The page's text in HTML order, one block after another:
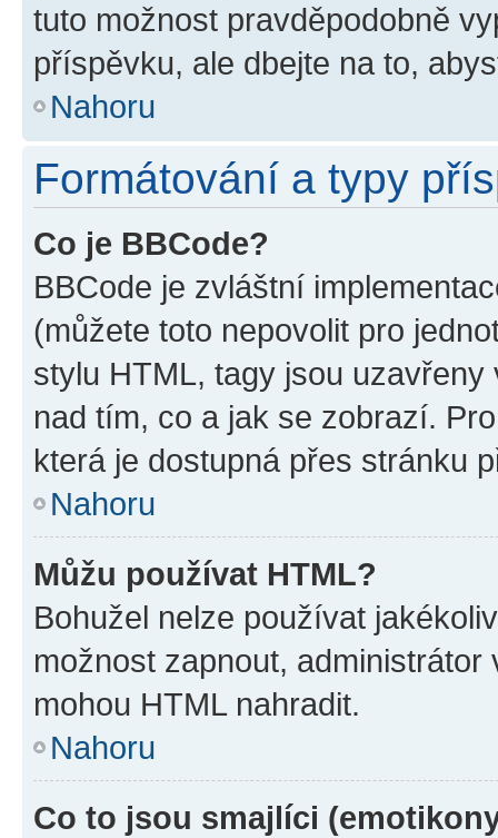
tuto možnost pravděpodobně
příspěvku, ale dbejte na to,
Nahoru
Formátování a typy
Co je BBCode?
BBCode je zvláštní
(můžete toto nepovolit pro
stylu HTML, tagy jsou
nad tím, co a jak se zobrazí.
která je dostupná přes stránku
Nahoru
Můžu používat HTML?
Bohužel nelze používat
možnost zapnout,
mohou HTML nahradit.
Nahoru
Co to jsou smajlíci